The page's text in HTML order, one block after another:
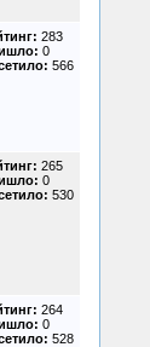
283
0
566
265
0
530
264
0
528